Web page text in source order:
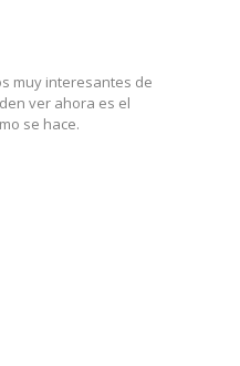
muy interesantes de
ver ahora es el
se hace.